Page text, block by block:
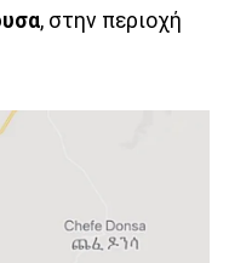
, στην περιοχή